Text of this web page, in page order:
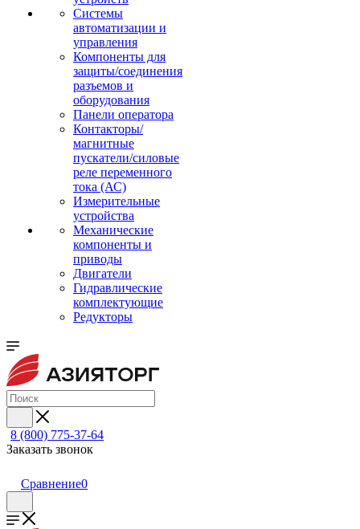
Системы
автоматизации и
управления
Компоненты для
защиты/соединения
разъемов и
оборудования
Панели оператора
Контакторы/
магнитные
пускатели/силовые
реле переменного
тока (АС)
Измерительные
устройства
Механические
компоненты и
приводы
Двигатели
Гидравлические
комплектующие
Редукторы
8 (800) 775-37-64
Заказать звонок
Сравнение0